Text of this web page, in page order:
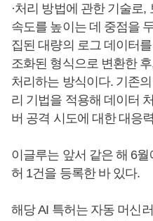
·처리 방법에 관한 기술로
속도를 높이는 데 중점을
집된 대량의 로그 데이터
조화된 형식으로 변환한
처리하는 방식이다. 기존
리 기법을 적용해 데이터
버 공격 시도에 대한 대응
이글루는 앞서 같은 해 6
허 1건을 등록한 바 있다.
해당 AI 특허는 자동 머신